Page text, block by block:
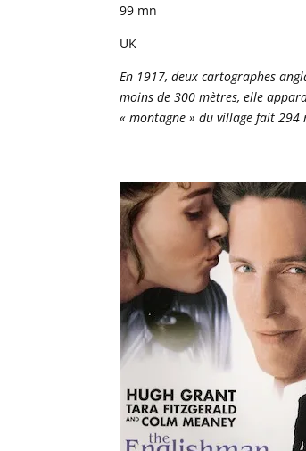
99 mn
UK
En 1917, deux cartographes
moins de 300 mètres, elle
« montagne » du village fait 294